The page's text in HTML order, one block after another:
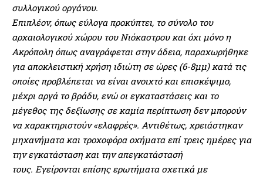
συλλογικού οργάνου.
Επιπλέον, όπως εύλογα προκύπτει, το σύνολο του
αρχαιολογικού χώρου του Νιόκαστρου και όχι μόνο η
Ακρόπολη όπως αναγράφεται στην άδεια, παραχωρήθηκε
για αποκλειστική χρήση ιδιώτη σε ώρες (6-8μμ) κατά τις
οποίες προβλέπεται να είναι ανοιχτό και επισκέψιμο,
μέχρι αργά το βράδυ, ενώ οι εγκαταστάσεις και το
μέγεθος της δεξίωσης σε καμία περίπτωση δεν μπορούν
να χαρακτηριστούν «ελαφρές». Αντιθέτως, χρειάστηκαν
μηχανήματα και τροχοφόρα οχήματα επί τρεις ημέρες για
την εγκατάσταση και την απεγκατάστασή
τους. Εγείρονται επίσης ερωτήματα σχετικά με